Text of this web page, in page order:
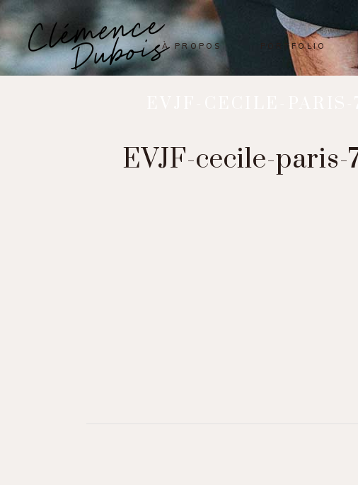
À PROPOS PORTFOLIO
EVJF-cecile-